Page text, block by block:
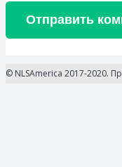
Отправить
© NLSAmerica 2017-2020.